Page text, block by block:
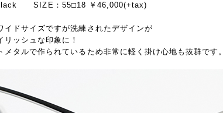
SIZE：55□18 ￥46,000(+tax)
イドサイズですが洗練されたデザインが
リッシュな印象に！
メタルで作られているため非常に軽く掛け心地も抜群です。